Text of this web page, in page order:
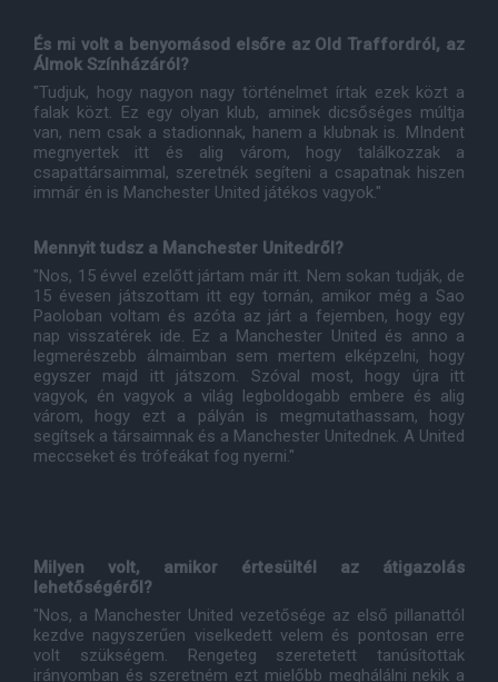
És mi volt a benyomásod elsőre az Old Traffordról, az
Álmok Színházáról?
"Tudjuk, hogy nagyon nagy történelmet írtak ezek közt a
falak közt. Ez egy olyan klub, aminek dicsőséges múltja
van, nem csak a stadionnak, hanem a klubnak is. MIndent
megnyertek itt és alig várom, hogy találkozzak a
csapattársaimmal, szeretnék segíteni a csapatnak hiszen
immár én is Manchester United játékos vagyok."
Mennyit tudsz a Manchester Unitedről?
"Nos, 15 évvel ezelőtt jártam már itt. Nem sokan tudják, de
15 évesen játszottam itt egy tornán, amikor még a Sao
Paoloban voltam és azóta az járt a fejemben, hogy egy
nap visszatérek ide. Ez a Manchester United és anno a
legmerészebb álmaimban sem mertem elképzelni, hogy
egyszer majd itt játszom. Szóval most, hogy újra itt
vagyok, én vagyok a világ legboldogabb embere és alig
várom, hogy ezt a pályán is megmutathassam, hogy
segítsek a társaimnak és a Manchester Unitednek. A United
meccseket és trófeákat fog nyerni."
Milyen volt, amikor értesültél az átigazolás
lehetőségéről?
"Nos, a Manchester United vezetősége az első pillanattól
kezdve nagyszerűen viselkedett velem és pontosan erre
volt szükségem. Rengeteg szeretetett tanúsítottak
irányomban és szeretném ezt mielőbb meghálálni nekik a